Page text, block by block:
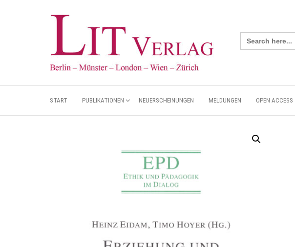
Search
for:
START PUBLIKATIONEN NEUERSCHEINUNGEN MELDUNGEN OPEN ACCESS